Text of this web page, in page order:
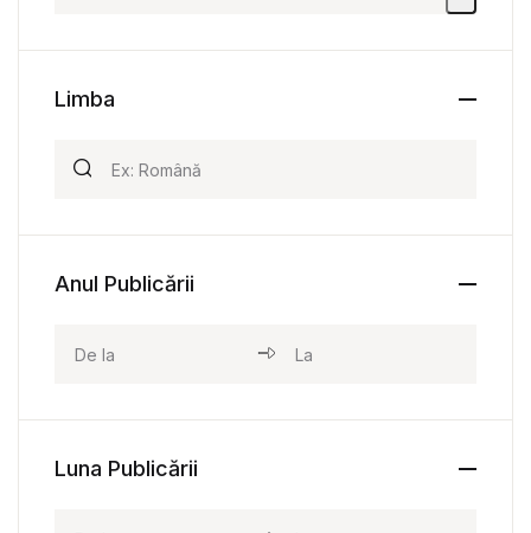
Limba
Anul Publicării
Luna Publicării